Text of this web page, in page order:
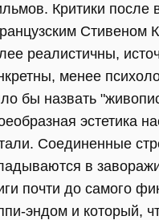
Критики после
Стивеном
реалистичны,
менее
бы назвать
эстетика
Соединенные
в
почти до самого
эндом и который,